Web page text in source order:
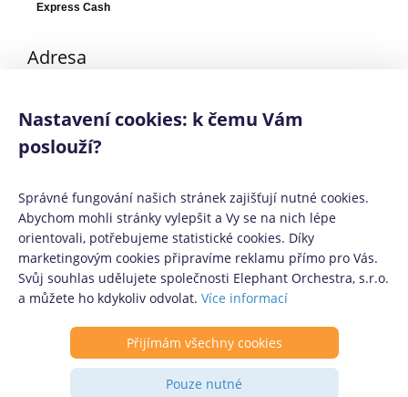
Express Cash
Adresa
Poslední aktualizace obsahu: 14. 6. 2026
Mediálním partneři:Půjčko.cz,CoolPôžičky.sk, CoolFinance.pl
PrestamosFrescos.es
Máte dotaz či připomínku? Napište náminfo@coolpujcky.cz
©CoolPujcky.cz- ExpressCash půjčka od Provident Financial
Povinně zveřejňované informace|Informace o řazení produktových
Nastavení cookies: k čemu Vám
poslouží?
Správné fungování našich stránek zajišťují nutné cookies.
Abychom mohli stránky vylepšit a Vy se na nich lépe
orientovali, potřebujeme statistické cookies. Díky
marketingovým cookies připravíme reklamu přímo pro Vás.
Svůj souhlas udělujete společnosti Elephant Orchestra, s.r.o.
a můžete ho kdykoliv odvolat. Více informací
Přijímám všechny cookies
Pouze nutné